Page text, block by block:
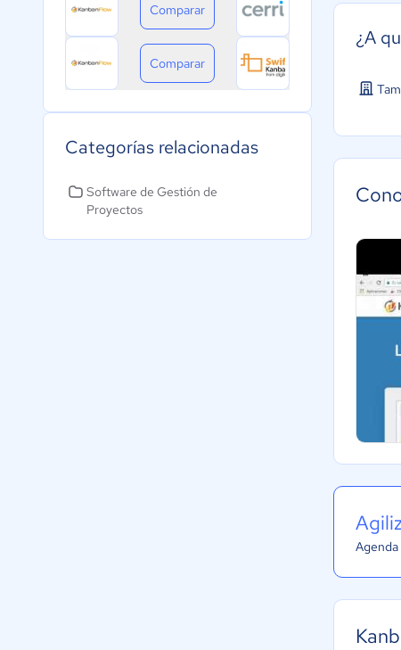
Comparar
Comparar
Categorías relacionadas
Software de Gestión de
Proyectos
¿A
Agenda